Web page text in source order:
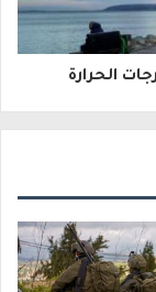
الحرارة